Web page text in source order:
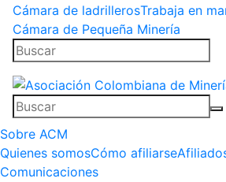
Cámara de ladrillerosTrabaja en
Cámara de Pequeña Minería
Sobre ACM
Quienes somosCómo afiliarse
Comunicaciones